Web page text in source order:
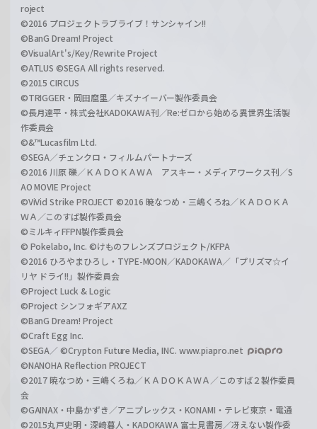
roject
©2016 プロジェクトラブライブ！サンシャイン!!
©BanG Dream! Project
©VisualArt's/Key/Rewrite Project
©ATLUS ©SEGA All rights reserved.
©2015 CIRCUS
©TRIGGER・岡田麿里／キズナイーバー製作委員会
©長月達平・株式会社KADOKAWA刊／Re:ゼロから始める異世界生活製
作委員会
©&™Lucasfilm Ltd.
©SEGA／チェンクロ・フィルムパートナーズ
©2016 川原 礫／ＫＡＤＯＫＡＷＡ アスキー・メディアワークス刊／S
AO MOVIE Project
©ViVid Strike PROJECT ©2016 暁なつめ・三嶋くろね／ＫＡＤＯＫＡ
ＷＡ／このすば製作委員会
©ミルキィFFPN製作委員会
© Pokelabo, Inc. ©けものフレンズプロジェクト/KFPA
©2016 ひろやまひろし・TYPE-MOON／KADOKAWA／「プリズマ☆イ
リヤ ドライ!!」製作委員会
©Project Luck & Logic
©Project シンフォギアAXZ
©BanG Dream! Project
©Craft Egg Inc.
©SEGA／ ©Crypton Future Media, INC. www.piapro.net
©NANOHA Reflection PROJECT
©2017 暁なつめ・三嶋くろね／ＫＡＤＯＫＡＷＡ／このすば２製作委員
会
©GAINAX・中島かずき／アニプレックス・KONAMI・テレビ東京・電通
©2015丸戸史明・深崎暮人・KADOKAWA 富士見書房／冴えない製作委